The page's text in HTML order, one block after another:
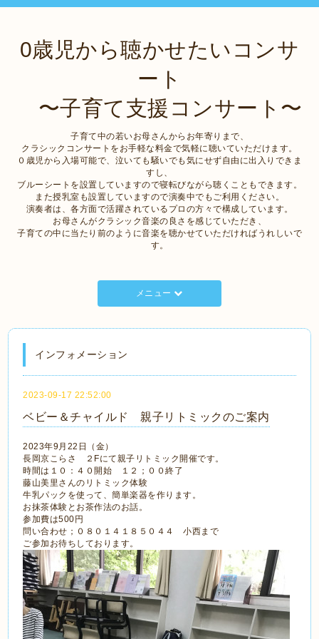
0歳児から聴かせたいコンサ
ート
〜子育て支援コンサート〜
子育て中の若いお母さんからお年寄りまで、
クラシックコンサートをお手軽な料金で気軽に聴いていただけます。
０歳児から入場可能で、泣いても騒いでも気にせず自由に出入りできま
すし、
ブルーシートを設置していますので寝転びながら聴くこともできます。
また授乳室も設置していますので演奏中でもご利用ください。
演奏者は、各方面で活躍されているプロの方々で構成しています。
お母さんがクラシック音楽の良さを感じていただき、
子育ての中に当たり前のように音楽を聴かせていただければうれしいで
す。
メニュー
インフォメーション
2023-09-17 22:52:00
ベビー＆チャイルド 親子リトミックのご案内
2023年9月22日（金）
長岡京こらさ ２Fにて親子リトミック開催です。
時間は１０：４０開始 １２；００終了
藤山美里さんのリトミック体験
牛乳パックを使って、簡単楽器を作ります。
お抹茶体験とお茶作法のお話。
参加費は500円
問い合わせ；０８０１４１８５０４４ 小西まで
ご参加お待ちしております。